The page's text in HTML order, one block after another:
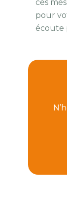
ces
pour
écoute